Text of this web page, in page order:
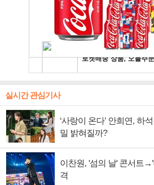
실시간 관심기사
‘사랑이 온다’ 안희연, 하
밀 밝혀질까?
이찬원, '섬의 날' 콘서트
격